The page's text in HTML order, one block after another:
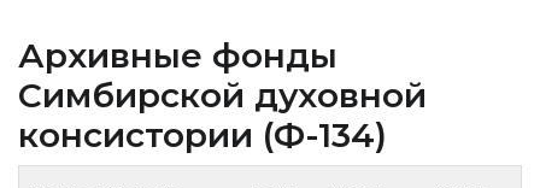
Архивные фонды
Cимбирской духовной
консистории (Ф-134)